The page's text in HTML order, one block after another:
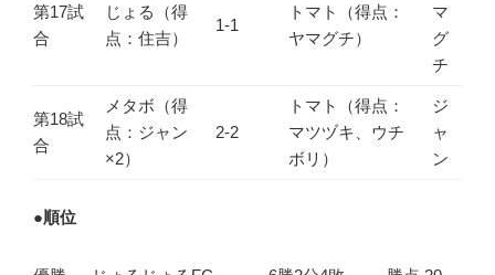
第17試
合
じょる（得
点：住吉）
1-1
トマト（得点：
ヤマグチ）
マ
グ
チ
第18試
合
メタボ（得
点：ジャン
×2）
2-2
トマト（得点：
マツヅキ、ウチ
ボリ）
ジ
ャ
ン
●順位